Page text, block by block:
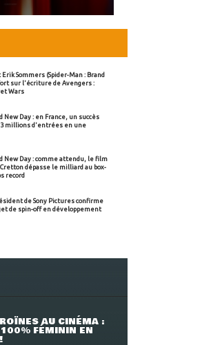
Sommers (Spider-Man : Brand
sur l'écriture de Avengers :
Wars
New Day : en France, un succès
3 millions d'entrées en une
New Day : comme attendu, le film
dépasse le milliard au box-
record
de Sony Pictures confirme
de spin-off en développement
AU CINÉMA :
100% FÉMININ EN